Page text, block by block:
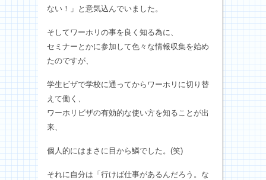
ない！」と意気込んでいました。
そしてワーホリの事を良く知る為に、
セミナーとかに参加して色々な情報収集を始め
たのですが、
学生ビザで学校に通ってからワーホリに切り替
えて働く、
ワーホリビザの有効的な使い方を知ることが出
来、
個人的にはまさに目から鱗でした。(笑)
それに自分は「行けば仕事があるんだろう。な